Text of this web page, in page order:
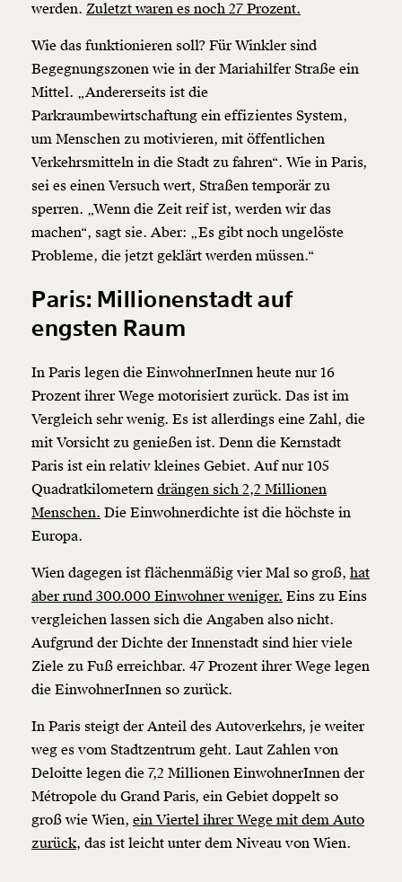
werden. Zuletzt waren es noch 27 Prozent.
Wie das funktionieren soll? Für Winkler sind
Begegnungszonen wie in der Mariahilfer Straße ein
Mittel. „Andererseits ist die
Parkraumbewirtschaftung ein effizientes System,
um Menschen zu motivieren, mit öffentlichen
Verkehrsmitteln in die Stadt zu fahren“. Wie in Paris,
sei es einen Versuch wert, Straßen temporär zu
sperren. „Wenn die Zeit reif ist, werden wir das
machen“, sagt sie. Aber: „Es gibt noch ungelöste
Probleme, die jetzt geklärt werden müssen.“
Paris: Millionenstadt auf
engsten Raum
In Paris legen die EinwohnerInnen heute nur 16
Prozent ihrer Wege motorisiert zurück. Das ist im
Vergleich sehr wenig. Es ist allerdings eine Zahl, die
mit Vorsicht zu genießen ist. Denn die Kernstadt
Paris ist ein relativ kleines Gebiet. Auf nur 105
Quadratkilometern drängen sich 2,2 Millionen
Menschen. Die Einwohnerdichte ist die höchste in
Europa.
Wien dagegen ist flächenmäßig vier Mal so groß, hat
aber rund 300.000 Einwohner weniger. Eins zu Eins
vergleichen lassen sich die Angaben also nicht.
Aufgrund der Dichte der Innenstadt sind hier viele
Ziele zu Fuß erreichbar. 47 Prozent ihrer Wege legen
die EinwohnerInnen so zurück.
In Paris steigt der Anteil des Autoverkehrs, je weiter
weg es vom Stadtzentrum geht. Laut Zahlen von
Deloitte legen die 7,2 Millionen EinwohnerInnen der
Métropole du Grand Paris, ein Gebiet doppelt so
groß wie Wien, ein Viertel ihrer Wege mit dem Auto
zurück, das ist leicht unter dem Niveau von Wien.